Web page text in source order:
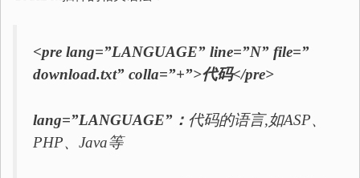
<pre lang=”LANGUAGE” line=”N” file=”
download.txt” colla=”+”>代码</pre>
lang=”LANGUAGE”： 代码的语言,如ASP、
PHP、Java等